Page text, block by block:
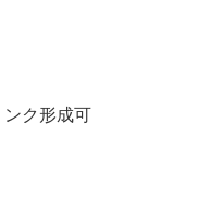
ク形成可